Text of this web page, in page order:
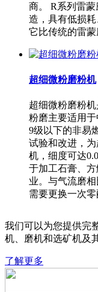
商。 R系列雷
造，具有低损
它比传统的雷蒙
超细微粉磨粉机
超细微粉磨粉
粉磨主要适用
9级以下的非易
试验和改进，
机，细度可达
于加工石膏、
业。与气流磨
需要更换一次
我们可以为您提供完
机、磨机和选矿机及
了解更多